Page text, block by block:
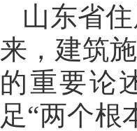
山东省
来，建筑
的重要论
足“两个根